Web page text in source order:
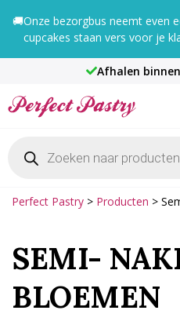
naar
🚚Onze bezorgbus neemt even
cupcakes staan vers voor je
Afhalen
zoeken
Perfect Pastry > Producten >
SEMI-
BLOEMEN